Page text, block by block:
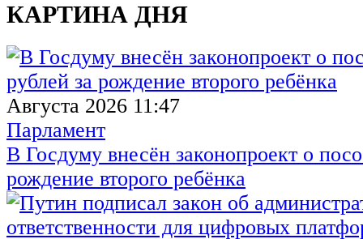
КАРТИНА ДНЯ
Августа 2026 11:47
Парламент
В Госдуму внесён законопроект о
рождение второго ребёнка